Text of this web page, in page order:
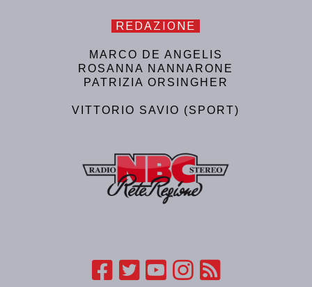
REDAZIONE
MARCO DE ANGELIS
ROSANNA NANNARONE
PATRIZIA ORSINGHER
VITTORIO SAVIO (SPORT)